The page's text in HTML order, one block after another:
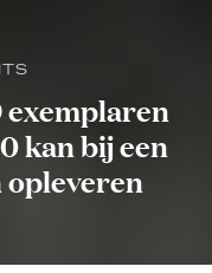
exemplaren
kan bij een
opleveren